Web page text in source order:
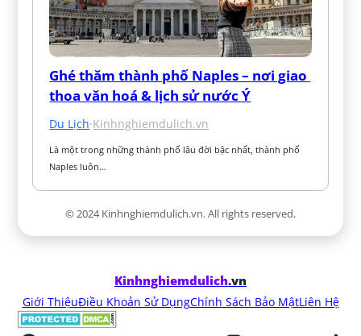
Ghé thăm thành phố Naples – nơi giao
thoa văn hoá & lịch sử nước Ý
Du Lịch·Kinhnghiemdulich.vn
Là một trong những thành phố lâu đời bậc nhất, thành phố
Naples luôn…
© 2024 Kinhnghiemdulich.vn. All rights reserved.
Kinhnghiemdulich.vn
Giới ThiệuĐiều Khoản Sử DụngChính Sách Bảo MậtLiên Hệ